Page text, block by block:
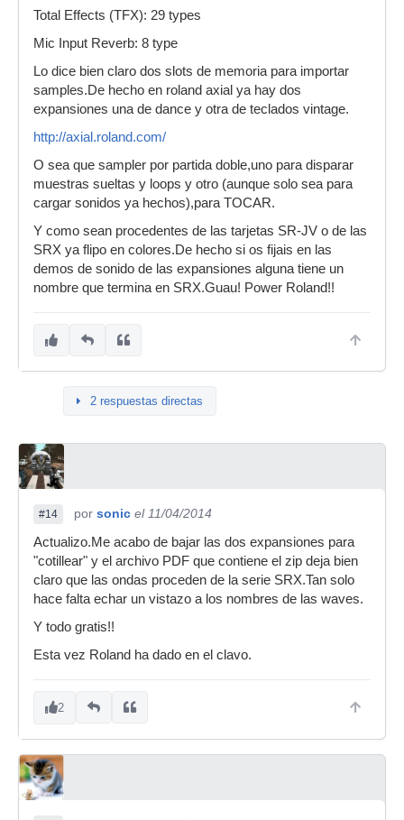
Total Effects (TFX): 29 types
Mic Input Reverb: 8 type
Lo dice bien claro dos slots de memoria para importar
samples.De hecho en roland axial ya hay dos
expansiones una de dance y otra de teclados vintage.
http://axial.roland.com/
O sea que sampler por partida doble,uno para disparar
muestras sueltas y loops y otro (aunque solo sea para
cargar sonidos ya hechos),para TOCAR.
Y como sean procedentes de las tarjetas SR-JV o de las
SRX ya flipo en colores.De hecho si os fijais en las
demos de sonido de las expansiones alguna tiene un
nombre que termina en SRX.Guau! Power Roland!!
2 respuestas directas
#14 por sonic el 11/04/2014
Actualizo.Me acabo de bajar las dos expansiones para
"cotillear" y el archivo PDF que contiene el zip deja bien
claro que las ondas proceden de la serie SRX.Tan solo
hace falta echar un vistazo a los nombres de las waves.
Y todo gratis!!
Esta vez Roland ha dado en el clavo.
2